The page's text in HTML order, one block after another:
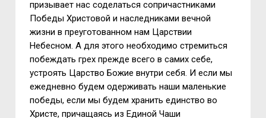
призывает нас соделаться сопричастниками
Победы Христовой и наследниками вечной
жизни в преуготованном нам Царствии
Небесном. А для этого необходимо стремиться
побеждать грех прежде всего в самих себе,
устроять Царство Божие внутри себя. И если мы
ежедневно будем одерживать наши маленькие
победы, если мы будем хранить единство во
Христе, причащаясь из Единой Чаши